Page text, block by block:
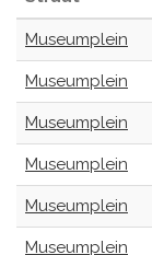
Museumplein
Museumplein
Museumplein
Museumplein
Museumplein
Museumplein